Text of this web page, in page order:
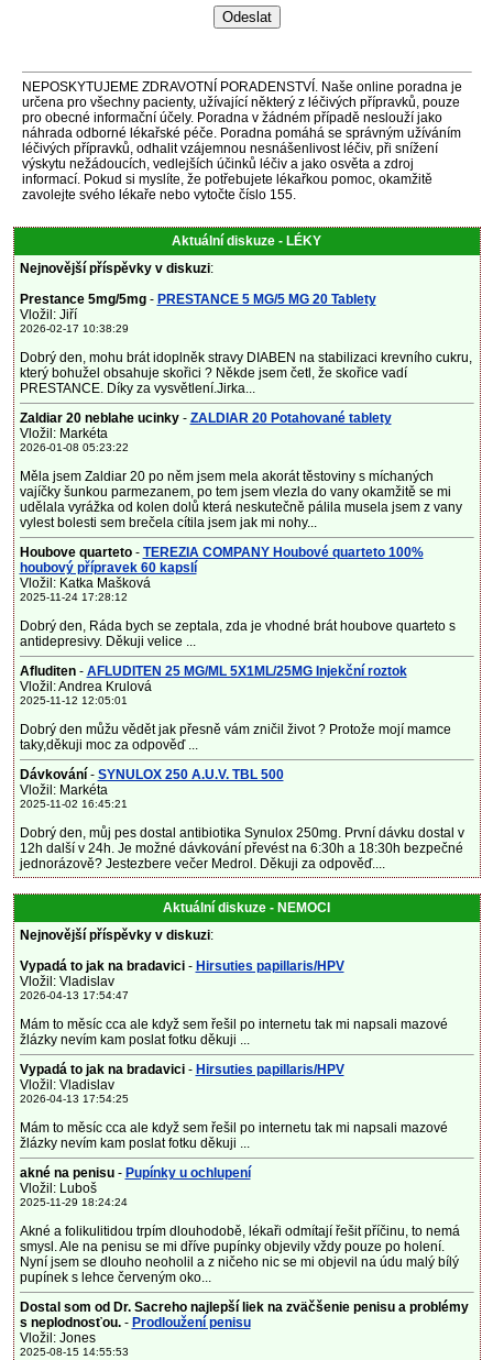
NEPOSKYTUJEME ZDRAVOTNÍ PORADENSTVÍ. Naše online poradna je
určena pro všechny pacienty, užívající některý z léčivých přípravků, pouze
pro obecné informační účely. Poradna v žádném případě neslouží jako
náhrada odborné lékařské péče. Poradna pomáhá se správným užíváním
léčivých přípravků, odhalit vzájemnou nesnášenlivost léčiv, při snížení
výskytu nežádoucích, vedlejších účinků léčiv a jako osvěta a zdroj
informací. Pokud si myslíte, že potřebujete lékařkou pomoc, okamžitě
zavolejte svého lékaře nebo vytočte číslo 155.
Aktuální diskuze - LÉKY
Nejnovější příspěvky v diskuzi:
Prestance 5mg/5mg- PRESTANCE 5 MG/5 MG 20 Tablety
Vložil: Jiří
2026-02-17 10:38:29
Dobrý den, mohu brát idoplněk stravy DIABEN na stabilizaci krevního cukru,
který bohužel obsahuje skořici ? Někde jsem četl, že skořice vadí
PRESTANCE. Díky za vysvětlení.Jirka...
Zaldiar 20 neblahe ucinky- ZALDIAR 20 Potahované tablety
Vložil: Markéta
2026-01-08 05:23:22
Měla jsem Zaldiar 20 po něm jsem mela akorát těstoviny s míchaných
vajíčky šunkou parmezanem, po tem jsem vlezla do vany okamžitě se mi
udělala vyrážka od kolen dolů která neskutečně pálila musela jsem z vany
vylest bolesti sem brečela cítila jsem jak mi nohy...
Houbove quarteto- TEREZIA COMPANY Houbové quarteto 100%
houbový přípravek 60 kapslí
Vložil: Katka Mašková
2025-11-24 17:28:12
Dobrý den, Ráda bych se zeptala, zda je vhodné brát houbove quarteto s
antidepresivy. Děkuji velice ...
Afluditen- AFLUDITEN 25 MG/ML 5X1ML/25MG Injekční roztok
Vložil: Andrea Krulová
2025-11-12 12:05:01
Dobrý den můžu vědět jak přesně vám zničil život ? Protože mojí mamce
taky,děkuji moc za odpověď ...
Dávkování - SYNULOX 250 A.U.V. TBL 500
Vložil: Markéta
2025-11-02 16:45:21
Dobrý den, můj pes dostal antibiotika Synulox 250mg. První dávku dostal v
12h další v 24h. Je možné dávkování převést na 6:30h a 18:30h bezpečné
jednorázově? Jestezbere večer Medrol. Děkuji za odpověď....
Aktuální diskuze - NEMOCI
Nejnovější příspěvky v diskuzi:
Vypadá to jak na bradavici - Hirsuties papillaris/HPV
Vložil: Vladislav
2026-04-13 17:54:47
Mám to měsíc cca ale když sem řešil po internetu tak mi napsali mazové
žlázky nevím kam poslat fotku děkuji ...
Vypadá to jak na bradavici - Hirsuties papillaris/HPV
Vložil: Vladislav
2026-04-13 17:54:25
Mám to měsíc cca ale když sem řešil po internetu tak mi napsali mazové
žlázky nevím kam poslat fotku děkuji ...
akné na penisu- Pupínky u ochlupení
Vložil: Luboš
2025-11-29 18:24:24
Akné a folikulitidou trpím dlouhodobě, lékaři odmítají řešit příčinu, to nemá
smysl. Ale na penisu se mi dříve pupínky objevily vždy pouze po holení.
Nyní jsem se dlouho neoholil a z ničeho nic se mi objevil na údu malý bílý
pupínek s lehce červeným oko...
Dostal som od Dr. Sacreho najlepší liek na zväčšenie penisu a problémy
s neplodnosťou.- Prodloužení penisu
Vložil: Jones
2025-08-15 14:55:53